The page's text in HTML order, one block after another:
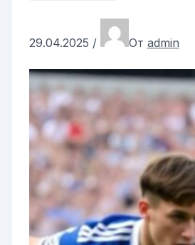
29.04.2025 / От admin